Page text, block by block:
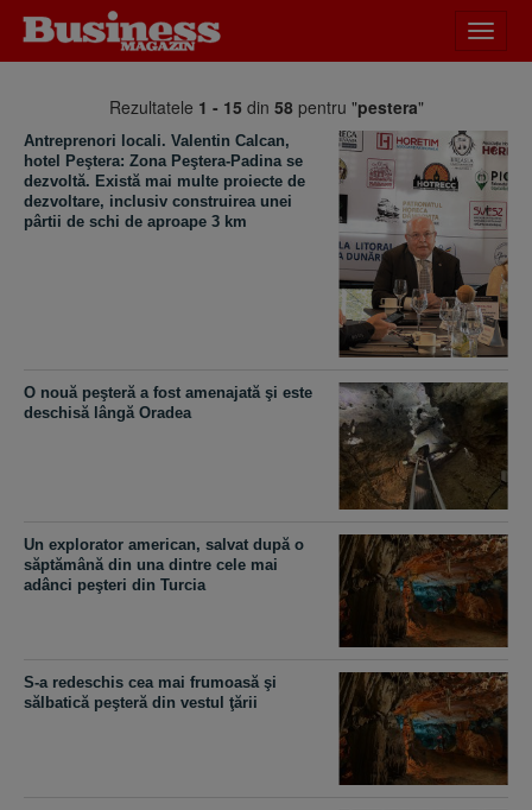
meniu
Rezultatele 1 - 15 din 58pentru "pestera"
Antreprenori locali. Valentin Calcan,
hotel Peştera: Zona Peştera-Padina se
dezvoltă. Există mai multe proiecte de
dezvoltare, inclusiv construirea unei
pârtii de schi de aproape 3 km
O nouă peşteră a fost amenajată şi este
deschisă lângă Oradea
Un explorator american, salvat după o
săptămână din una dintre cele mai
adânci peşteri din Turcia
S-a redeschis cea mai frumoasă şi
sălbatică peşteră din vestul ţării